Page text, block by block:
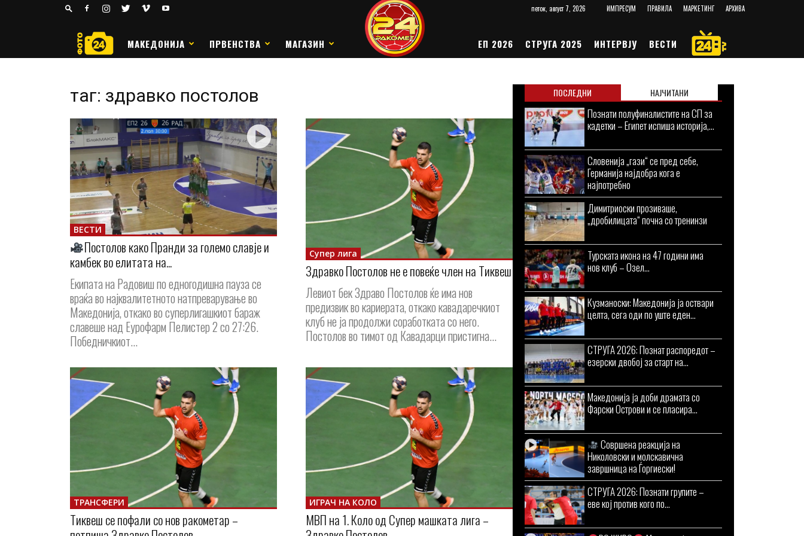
петок, август 7, 2026 ИМПРЕСУМ ПРАВИЛА МАРКЕТИНГ АРХИВА
РАКОМЕТ
МАКЕДОНИЈА ПРВЕНСТВА МАГАЗИН ЕП 2026 СТРУГА 2025 ИНТЕРВЈУ ВЕСТИ
таг: здравко постолов
ВЕСТИ
Постолов како Пранди за големо славје и
камбек во елитата на...
Екипата на Радовиш по едногодишна пауза се
враќа во најквалитетното натпреварување во
Македонија, откако во суперлигашкиот бараж
славеше над Еурофарм Пелистер 2 со 27:26.
Победничкиот...
Супер лига
Здравко Постолов не е повеќе член на Тиквеш
Левиот бек Здраво Постолов ќе има нов
предизвик во кариерата, откако кавадаречкиот
клуб не ја продолжи соработката со него.
Постолов во тимот од Кавадарци пристигна...
ТРАНСФЕРИ
Тиквеш се пофали со нов ракометар –
ИГРАЧ НА КОЛО
МВП на 1. Коло од Супер машката лига –
ПОСЛЕДНИ НАЈЧИТАНИ
Познати полуфиналистите на СП за
кадетки – Египет испиша историја,...
Словенија „гази“ се пред себе,
Германија најдобра кога е
најпотребно
Димитриоски прозиваше,
„дробилицата“ почна со тренинзи
Турската икона на 47 години има
нов клуб – Озел...
Кузманоски: Македонија ја оствари
целта, сега оди по уште еден...
СТРУГА 2026: Познат распоредот –
езерски двобој за старт на...
Македонија ја доби драмата со
Фарски Острови и се пласира...
Совршена реакција на
Николовски и молскавична
завршница на Ѓоргиески!
СТРУГА 2026: Познати групите –
еве кој против кого по...